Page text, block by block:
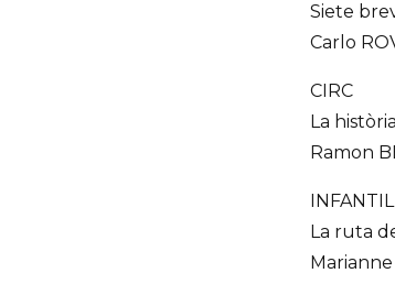
Siete
Carlo
CIRC
La
Ramon
La ruta